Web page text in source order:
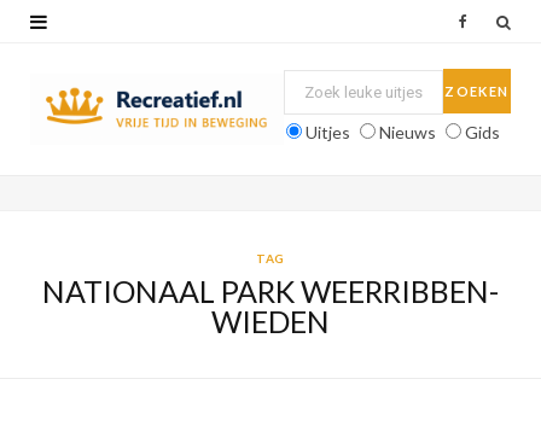
o
Uitjes Nieuws Gids
TAG
NATIONAAL PARK WEERRIBBEN-
WIEDEN